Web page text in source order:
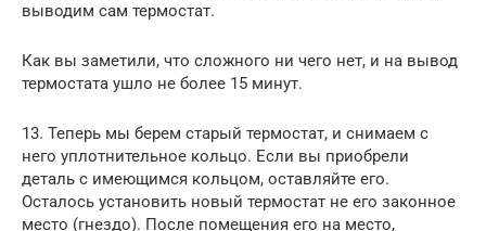
выводим сам термостат.
Как вы заметили, что сложного ни чего нет, и на вывод
термостата ушло не более 15 минут.
13. Теперь мы берем старый термостат, и снимаем с
него уплотнительное кольцо. Если вы приобрели
деталь с имеющимся кольцом, оставляйте его.
Осталось установить новый термостат не его законное
место (гнездо). После помещения его на место,